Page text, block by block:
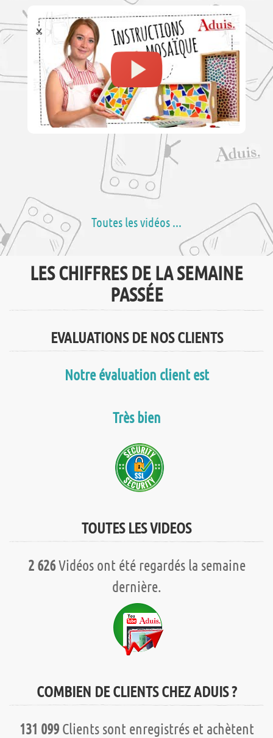
Toutes les vidéos ...
LES CHIFFRES DE LA SEMAINE
PASSÉE
EVALUATIONS DE NOS CLIENTS
Notre évaluation client est
Très bien
TOUTES LES VIDEOS
2 626Vidéos ont été regardés la semaine
dernière.
COMBIEN DE CLIENTS CHEZ ADUIS ?
131 099Clients sont enregistrés et achètent